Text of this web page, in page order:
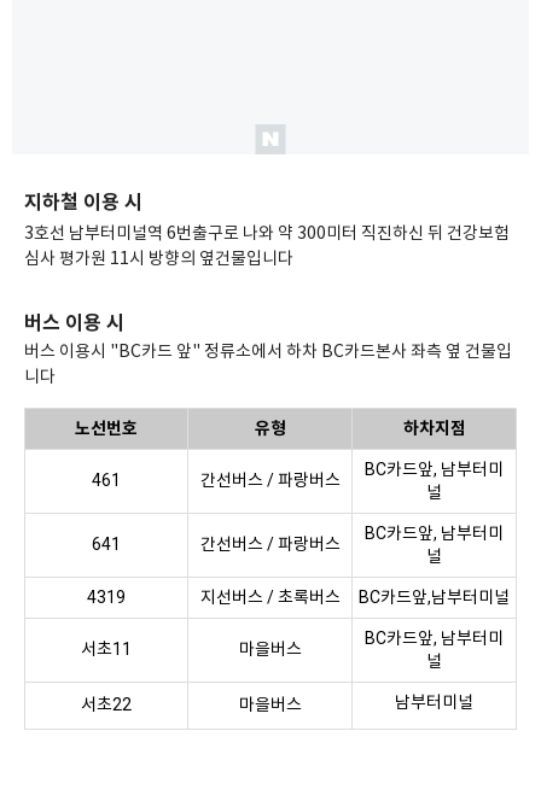
지하철 이용 시
3호선 남부터미널역 6번출구로 나와 약 300미터 직진하신 뒤 건강보험
심사 평가원 11시 방향의 옆건물입니다
버스 이용 시
버스 이용시 "BC카드 앞" 정류소에서 하차 BC카드본사 좌측 옆 건물입
니다
노선번호 유형 하차지점
461 간선버스 / 파랑버스
BC카드앞, 남부터미
널
641 간선버스 / 파랑버스
BC카드앞, 남부터미
널
4319 지선버스 / 초록버스 BC카드앞,남부터미널
서초11 마을버스
BC카드앞, 남부터미
널
서초22 마을버스 남부터미널